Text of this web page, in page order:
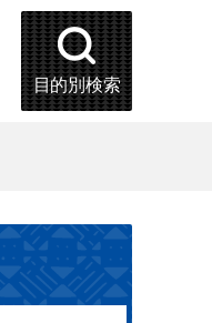
目的別検索